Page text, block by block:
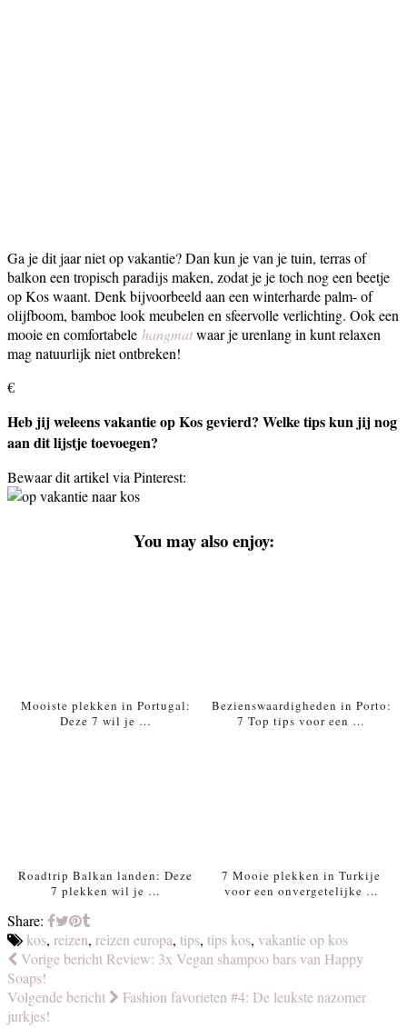
Ga je dit jaar niet op vakantie? Dan kun je van je tuin, terras of
balkon een tropisch paradijs maken, zodat je je toch nog een beetje
op Kos waant. Denk bijvoorbeeld aan een winterharde palm- of
olijfboom, bamboe look meubelen en sfeervolle verlichting. Ook een
mooie en comfortabele hangmatwaar je urenlang in kunt relaxen
mag natuurlijk niet ontbreken!
€
Heb jij weleens vakantie op Kos gevierd? Welke tips kun jij nog
aan dit lijstje toevoegen?
Bewaar dit artikel via Pinterest:
You may also enjoy:
Mooiste plekken in Portugal:
Deze 7 wil je …
Bezienswaardigheden in Porto:
7 Top tips voor een …
Roadtrip Balkan landen: Deze
7 plekken wil je …
7 Mooie plekken in Turkije
voor een onvergetelijke …
Share:
kos, reizen, reizen europa, tips, tips kos, vakantie op kos
Vorige bericht Review: 3x Vegan shampoo bars van Happy
Soaps!
Volgende bericht
Fashion favorieten #4: De leukste nazomer
jurkjes!